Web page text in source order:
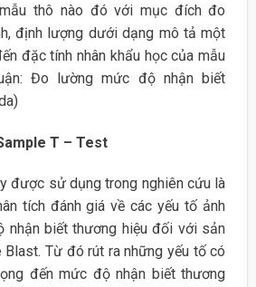
thô nào đó với mục đích đo
định lượng dưới dạng mô tả một
đặc tính nhân khẩu học của mẫu
Đo lường mức độ nhận biết
T – Test
được sử dụng trong nghiên cứu là
tích đánh giá về các yếu tố ảnh
nhận biết thương hiệu đối với sản
Blast. Từ đó rút ra những yếu tố có
đến mức độ nhận biết thương